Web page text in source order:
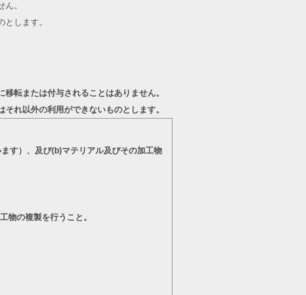
。
します。
転または付与されることはありません。
れ以外の利用ができないものとします。
す）、及び(b)マテリアル及びその加工物
の複製を行うこと。